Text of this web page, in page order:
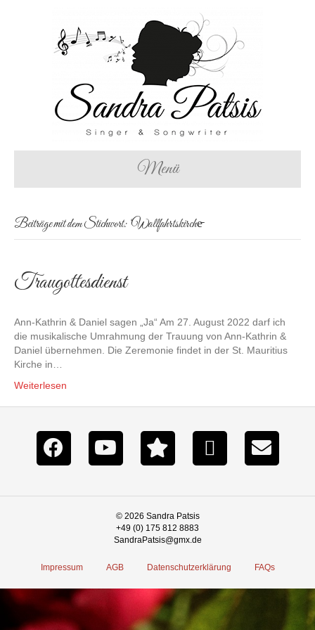
Menü
Beiträge mit dem Stichwort: ‘Wallfahrtskirche̵
Traugottesdienst
Ann-Kathrin & Daniel sagen „Ja“ Am 27. August 2022 darf ich
die musikalische Umrahmung der Trauung von Ann-Kathrin &
Daniel übernehmen. Die Zeremonie findet in der St. Mauritius
Kirche in…
Weiterlesen
© 2026 Sandra Patsis
+49 (0) 175 812 8883
SandraPatsis@gmx.de
Impressum AGB Datenschutzerklärung FAQs